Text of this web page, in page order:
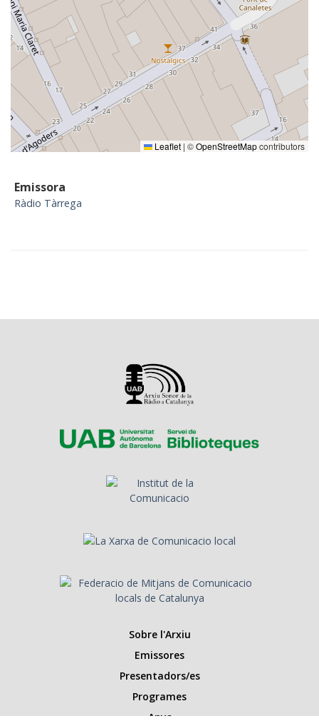
Leaflet | ©OpenStreetMapcontributors
Emissora
Ràdio Tàrrega
Sobre l'Arxiu
Emissores
Presentadors/es
Programes
Anys